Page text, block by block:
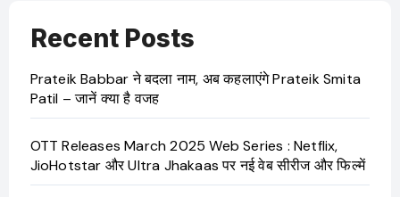
Recent Posts
Prateik Babbar ने बदला नाम, अब कहलाएंगे Prateik Smita
Patil – जानें क्या है वजह
OTT Releases March 2025 Web Series : Netflix,
JioHotstar और Ultra Jhakaas पर नई वेब सीरीज और फिल्में